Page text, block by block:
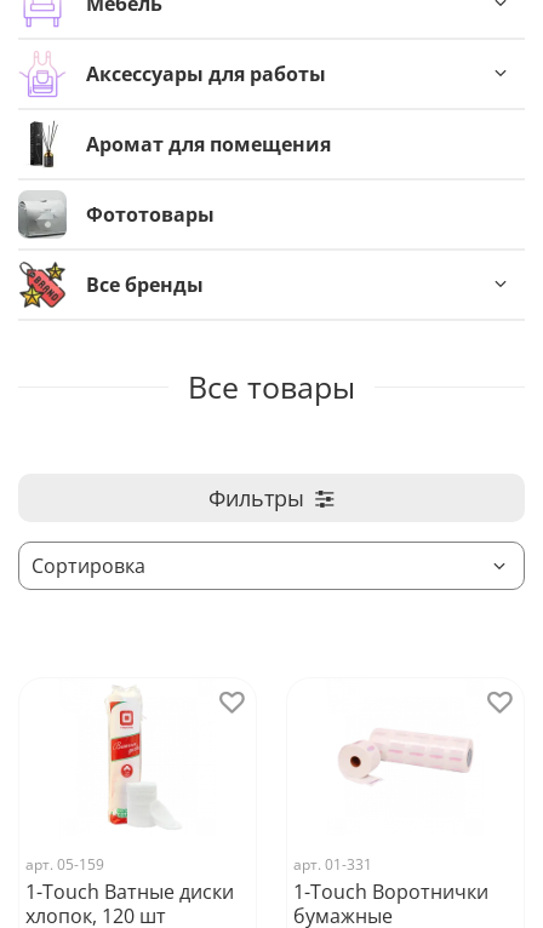
Аксессуары для работы
Аромат для помещения
Фототовары
Все бренды
Все товары
Фильтры
арт. 05-159
1-Touch Ватные диски
хлопок, 120 шт
арт. 01-331
1-Touch Воротнички
бумажные